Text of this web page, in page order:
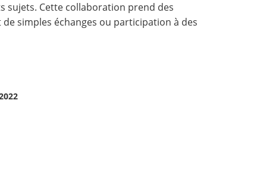
sujets. Cette collaboration prend des
simples échanges ou participation à des